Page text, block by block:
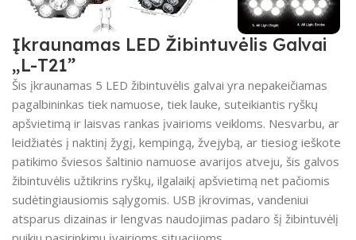
Įkraunamas LED Žibintuvėlis Galvai
„L-T21”
Šis įkraunamas 5 LED žibintuvėlis galvai yra nepakeičiamas
pagalbininkas tiek namuose, tiek lauke, suteikiantis ryškų
apšvietimą ir laisvas rankas įvairioms veikloms. Nesvarbu, ar
leidžiatės į naktinį žygį, kempingą, žvejybą, ar tiesiog ieškote
patikimo šviesos šaltinio namuose avarijos atveju, šis galvos
žibintuvėlis užtikrins ryškų, ilgalaikį apšvietimą net pačiomis
sudėtingiausiomis sąlygomis. USB įkrovimas, vandeniui
atsparus dizainas ir lengvas naudojimas padaro šį žibintuvėlį